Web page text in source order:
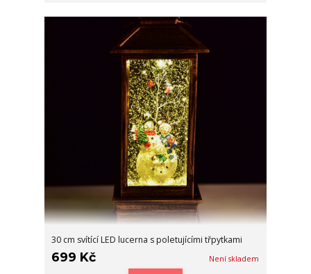
30 cm svítící LED lucerna s poletujícími třpytkami
699 Kč Není skladem